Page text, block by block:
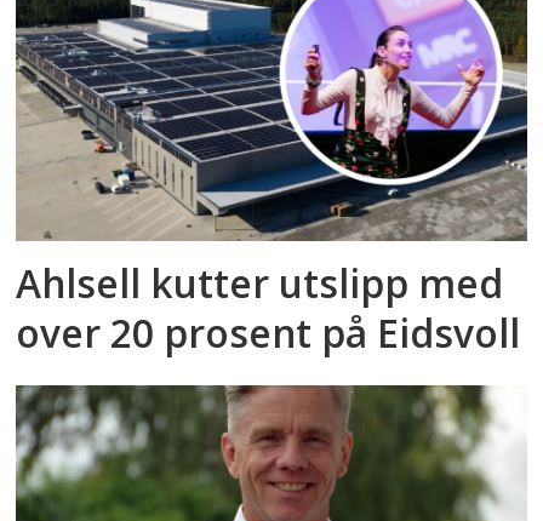
Ahlsell kutter utslipp med
over 20 prosent på Eidsvoll